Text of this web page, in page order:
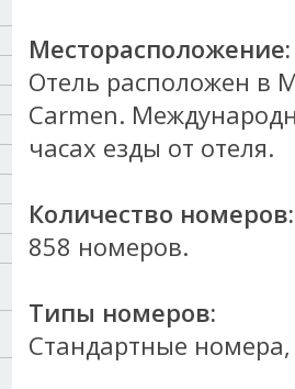
Месторасположение:
Отель расположен в
Carmen.
часах езды от отеля.
Количество номеров:
858 номеров.
Типы номеров:
Стандартные